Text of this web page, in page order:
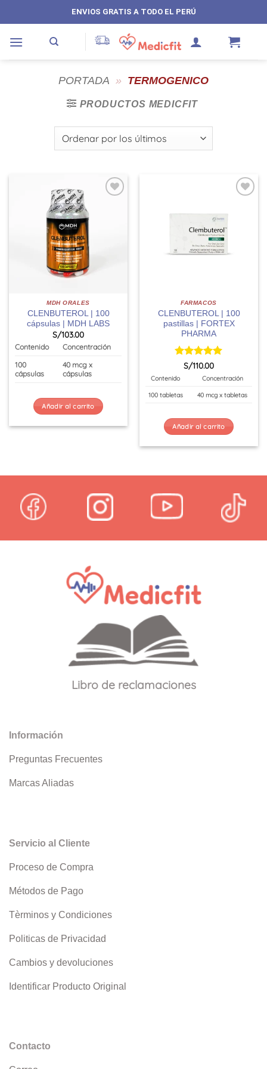
al
contenido
ENVIOS GRATIS A TODO EL PERÚ
PORTADA » TERMOGENICO
PRODUCTOS MEDICFIT
MDH ORALES
CLENBUTEROL | 100
cápsulas | MDH LABS
S/103.00
Contenido
Concentración
100
cápsulas
40 mcg x
cápsulas
Añadir al carrito
FARMACOS
CLENBUTEROL | 100
pastillas | FORTEX
PHARMA
Valorado
con
de 5
S/110.00
Contenido Concentración
100 tabletas 40 mcg x tabletas
Añadir al carrito
Libro de reclamaciones
Información
Preguntas Frecuentes
Marcas Aliadas
Servicio al Cliente
Proceso de Compra
Métodos de Pago
Tèrminos y Condiciones
Politicas de Privacidad
Cambios y devoluciones
Identificar Producto Original
Contacto